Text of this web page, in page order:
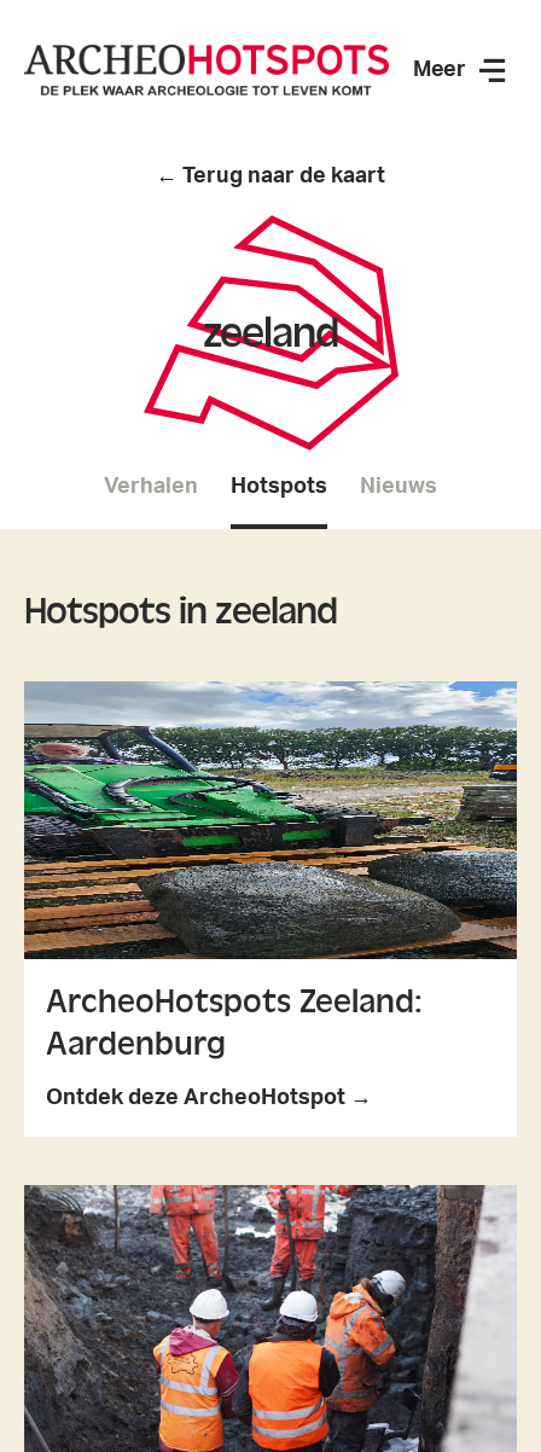
Meer
← Terug naar de kaart
zeeland
Verhalen Hotspots Nieuws
Hotspots in zeeland
ArcheoHotspots Zeeland:
Aardenburg
Ontdek deze ArcheoHotspot →